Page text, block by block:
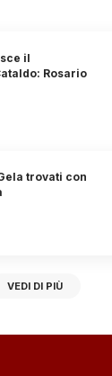
il
Rosario
trovati con
VEDI DI PIÙ